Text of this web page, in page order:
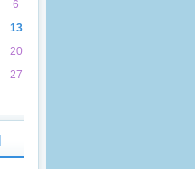
6
13
20
27